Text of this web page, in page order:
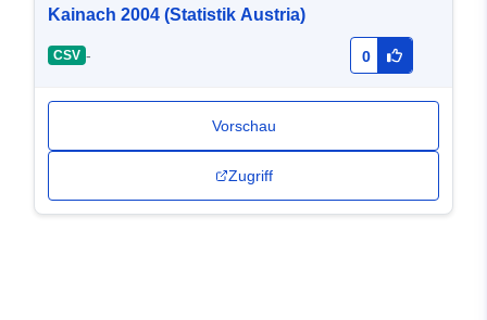
Kainach 2004 (Statistik Austria)
CSV - 0
Vorschau
Zugriff